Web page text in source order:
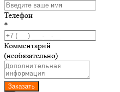
Телефон
*
Комментарий
(необязательно)
Заказать